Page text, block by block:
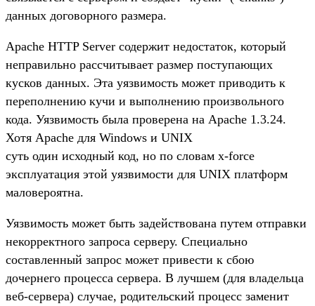
данных договорного размера.
Apache HTTP Server содержит недостаток, который
неправильно рассчитывает размер поступающих
кусков данных. Эта уязвимость может приводить к
переполнению кучи и выполнению произвольного
кода. Уязвимость была проверена на Apache 1.3.24.
Хотя Apache для Windows и UNIX
суть один исходный код, но по словам x-force
эксплуатация этой уязвимости для UNIX платформ
маловероятна.
Уязвимость может быть задействована путем отправки
некорректного запроса серверу. Специально
составленный запрос может привести к сбою
дочернего процесса сервера. В лучшем (для владельца
веб-сервера) случае, родительский процесс заменит